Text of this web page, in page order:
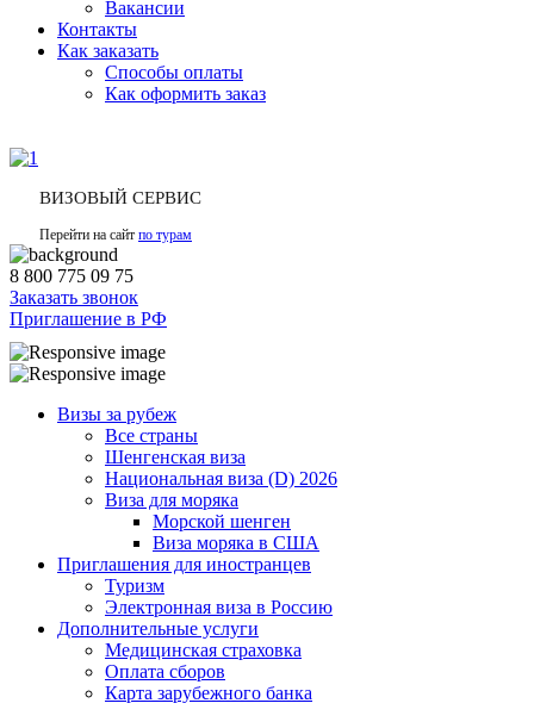
Вакансии
Контакты
Как заказать
Способы оплаты
Как оформить заказ
ВИЗОВЫЙ СЕРВИС
Перейти на сайт по турам
8 800 775 09 75
Заказать звонок
Приглашение в РФ
Визы за рубеж
Все страны
Шенгенская виза
Национальная виза (D) 2026
Виза для моряка
Морской шенген
Виза моряка в США
Приглашения для иностранцев
Туризм
Электронная виза в Россию
Дополнительные услуги
Медицинская страховка
Оплата сборов
Карта зарубежного банка